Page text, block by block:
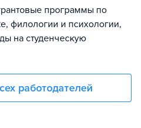
программы по
филологии и психологии,
на студенческую
работодателей